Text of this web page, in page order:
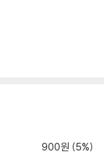
900원 (5%)